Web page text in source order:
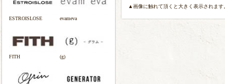
ESTROISLOSE evameva
FITH (g)
▲画像に触れて頂くと大きく表示されます